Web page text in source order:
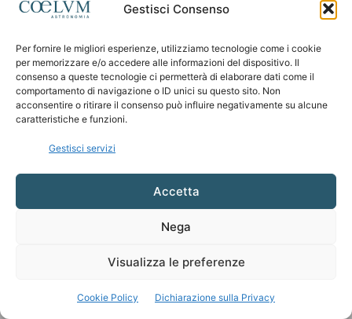
Gestisci Consenso
Per fornire le migliori esperienze, utilizziamo tecnologie come i cookie
per memorizzare e/o accedere alle informazioni del dispositivo. Il
consenso a queste tecnologie ci permetterà di elaborare dati come il
comportamento di navigazione o ID unici su questo sito. Non
acconsentire o ritirare il consenso può influire negativamente su alcune
caratteristiche e funzioni.
Gestisci servizi
Accetta
Nega
Visualizza le preferenze
Cookie Policy Dichiarazione sulla Privacy
SEGUICI